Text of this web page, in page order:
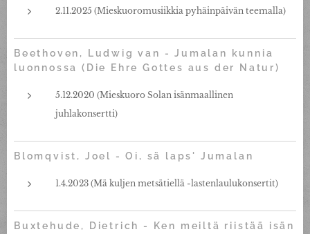
2.11.2025 (Mieskuoromusiikkia pyhäinpäivän teemalla)
Beethoven, Ludwig van - Jumalan kunnia
luonnossa (Die Ehre Gottes aus der Natur)
5.12.2020 (Mieskuoro Solan isänmaallinen
juhlakonsertti)
Blomqvist, Joel - Oi, sä laps' Jumalan
1.4.2023 (Mä kuljen metsätiellä -lastenlaulukonsertit)
Buxtehude, Dietrich - Ken meiltä riistää isän